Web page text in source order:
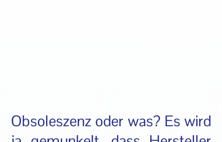
Obsoleszenz oder was? Es wird